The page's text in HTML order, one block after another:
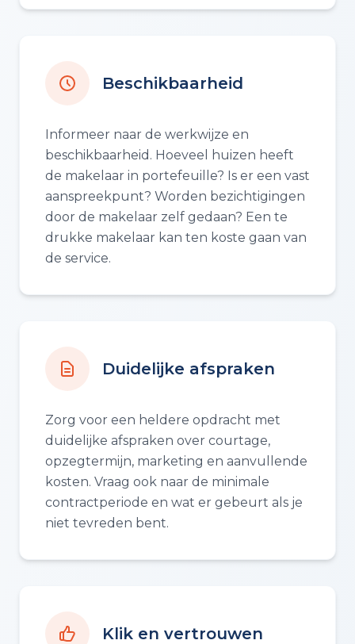
Beschikbaarheid
Informeer naar de werkwijze en
beschikbaarheid. Hoeveel huizen heeft
de makelaar in portefeuille? Is er een vast
aanspreekpunt? Worden bezichtigingen
door de makelaar zelf gedaan? Een te
drukke makelaar kan ten koste gaan van
de service.
Duidelijke afspraken
Zorg voor een heldere opdracht met
duidelijke afspraken over courtage,
opzegtermijn, marketing en aanvullende
kosten. Vraag ook naar de minimale
contractperiode en wat er gebeurt als je
niet tevreden bent.
Klik en vertrouwen